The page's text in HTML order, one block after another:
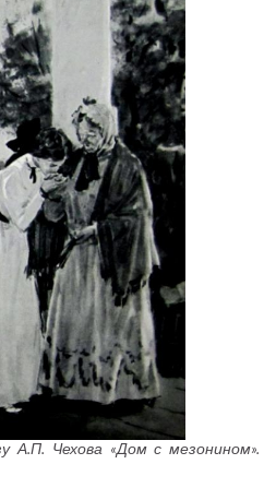
А.П. Чехова «Дом с мезонином».